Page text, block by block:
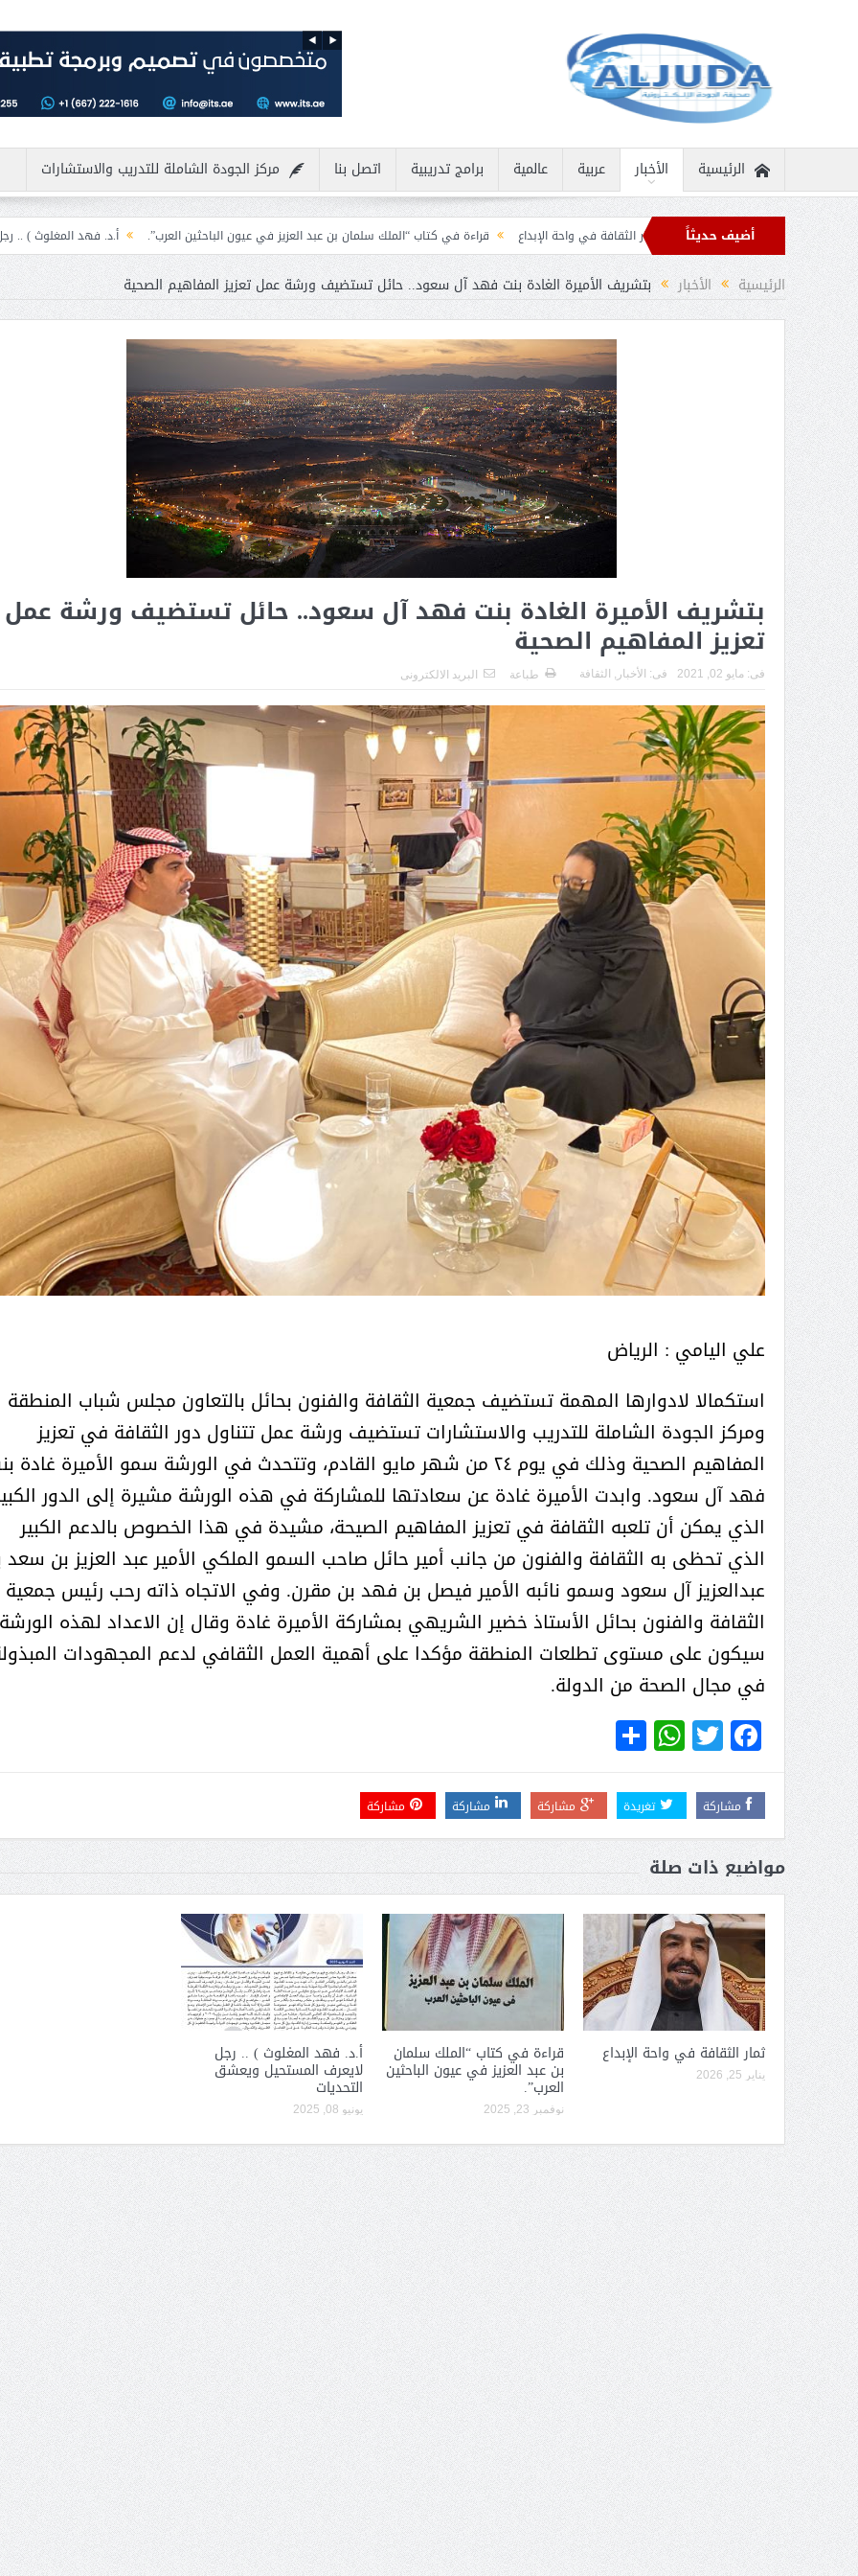
الرئيسية الأخبار عربية عالمية برامج تدريبية اتصل بنا مركز الجودة الشاملة للتدريب والاستشارات
أضيف حديثاً نادرة ثمار الثقافة في واحة الإبداع قراءة في كتاب “الملك سلمان بن عبد العزيز في عيون الباحثين العرب”. أ.د. فهد المغلوث ) .. رجل لايعرف المستحيل
برقيات تهنئة من قادة الدول الإسلامية بمناسبة عيد الفطر
الرئيسية الأخبار بتشريف الأميرة الغادة بنت فهد آل سعود.. حائل تستضيف ورشة عمل تعزيز المفاهيم الصحية
بتشريف الأميرة الغادة بنت فهد آل سعود.. حائل تستضيف ورشة عمل
تعزيز المفاهيم الصحية
فى:مايو 02, 2021 فى: الأخبار الثقافة طباعة البريد الالكترونى
علي اليامي : الرياض
استكمالا لادوارها المهمة تستضيف جمعية الثقافة والفنون بحائل بالتعاون مجلس شباب المنطقة
ومركز الجودة الشاملة للتدريب والاستشارات تستضيف ورشة عمل تتناول دور الثقافة في تعزيز
المفاهيم الصحية وذلك في يوم ٢٤ من شهر مايو القادم، وتتحدث في الورشة سمو الأميرة غادة
فهد آل سعود. وابدت الأميرة غادة عن سعادتها للمشاركة في هذه الورشة مشيرة إلى الدور
الذي يمكن أن تلعبه الثقافة في تعزيز المفاهيم الصيحة، مشيدة في هذا الخصوص بالدعم الكبير
الذي تحظى به الثقافة والفنون من جانب أمير حائل صاحب السمو الملكي الأمير عبد العزيز بن سعد
عبدالعزيز آل سعود وسمو نائبه الأمير فيصل بن فهد بن مقرن. وفي الاتجاه ذاته رحب رئيس جمعية
الثقافة والفنون بحائل الأستاذ خضير الشريهي بمشاركة الأميرة غادة وقال إن الاعداد لهذه الورشة
سيكون على مستوى تطلعات المنطقة مؤكدا على أهمية العمل الثقافي لدعم المجهودات
في مجال الصحة من الدولة.
Facebook
Twitter
WhatsApp
مشاركة تغريدة مشاركة مشاركة مشاركة
مواضيع ذات صلة
ثمار الثقافة في واحة الإبداع
يناير 25, 2026
قراءة في كتاب “الملك سلمان
بن عبد العزيز في عيون الباحثين
العرب”.
نوفمبر 23, 2025
أ.د. فهد المغلوث ) .. رجل
لايعرف المستحيل ويعشق
التحديات
يونيو 08, 2025
الأميرة (نجود بنت
أمل البنيان .. طبيبة فوق العادة .:
( محمد عوضه البريدي) .. رجل أعمال
بمواصفات إنسانية نادرة
أ.د. فهد المغلوث ) ..
المستحيل
مسابقة المشيقح تعلن فرسان
النسخة الخامسة
بمشاركة صاحبة السمو الملكي
الاميره نجود بنت هذلول بن
عبدالعزيز ال سعود المشرف العام
الباعة الجائلين هيئة الصحفيين
عمل ( الإعلام والتنمية ):
الثقافة في واحة الإبداع
المؤشرات الجغرافية
عمل ينظمها
الشيخ صالح بن حسين آل سلامة
يحصل على الدكتوراة في الإدارة من
أكاديمية(جيت) البريطانية
( مشعل بن عبد الله ) ..
جينات الوطن
حوار يحمل جينات الوطن مع الأمير
مشعل بن عبد الله بن عبد العزيز
( مشعل بن عبد الله ) … عاشق
نجران
عبد العزيز.. ملك القلوب
رئيس غرفة نجران
عضو مجلس الشارقة الرياضي
وزير حقوق الإنسان اليمني يؤكد أن
انعقاد ملتقى (الوطن